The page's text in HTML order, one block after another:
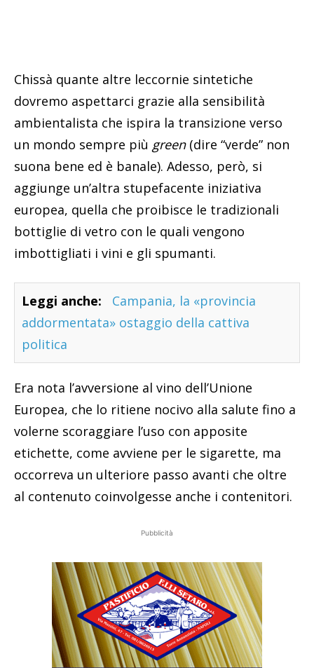
Chissà quante altre leccornie sintetiche
dovremo aspettarci grazie alla sensibilità
ambientalista che ispira la transizione verso
un mondo sempre più green(dire “verde” non
suona bene ed è banale). Adesso, però, si
aggiunge un’altra stupefacente iniziativa
europea, quella che proibisce le tradizionali
bottiglie di vetro con le quali vengono
imbottigliati i vini e gli spumanti.
Leggi anche:
Campania, la «provincia
addormentata» ostaggio della cattiva
politica
Era nota l’avversione al vino dell’Unione
Europea, che lo ritiene nocivo alla salute fino a
volerne scoraggiare l’uso con apposite
etichette, come avviene per le sigarette, ma
occorreva un ulteriore passo avanti che oltre
al contenuto coinvolgesse anche i contenitori.
Pubblicità